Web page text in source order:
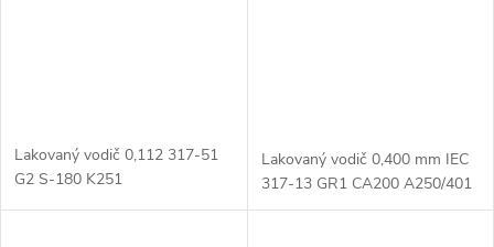
u
k
d
u
Lakovaný vodič 0,112 317-51
G2 S-180 K251
Lakovaný vodič 0,400 mm IEC
317-13 GR1 CA200 A250/401